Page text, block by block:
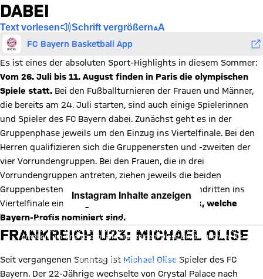
DABEI
Text vorlesen Schrift vergrößern
FC Bayern Basketball App
Es ist eines der absoluten Sport-Highlights in diesem Sommer:
Vom 26. Juli bis 11. August finden in Paris die olympischen
Spiele statt. Bei den Fußballturnieren der Frauen und Männer,
die bereits am 24. Juli starten, sind auch einige Spielerinnen
und Spieler des FC Bayern dabei. Zunächst geht es in der
Gruppenphase jeweils um den Einzug ins Viertelfinale. Bei den
Herren qualifizieren sich die Gruppenersten und -zweiten der
vier Vorrundengruppen. Bei den Frauen, die in drei
Vorrundengruppen antreten, ziehen jeweils die beiden
Gruppenbesten sowie die beiden besten Gruppendritten ins
Viertelfinale ein.
Wir geben Euch einen Überblick, welche
Bayern-Profis nominiert sind.
Instagram Inhalte anzeigen
Mit Klick auf den Button ermöglichen Sie es diesem sozialen
Netzwerk, Ihre Daten (z. B. IP-Adresse) mit Hilfe von Cookies zu
verarbeiten. Vorher kann das soziale Netzwerk keine Daten über Sie
erheben, um Ihnen die Inhalte anzuzeigen. Diese Einstellung wird für
alle Inhalte des sozialen Netzwerks auf unserer Website gespeichert
ändern. Details: Datenschutzerklärung
FRANKREICH U23: MICHAEL OLISE
Seit vergangenen Sonntag ist Michael Olise Spieler des FC
Bayern. Der 22-Jährige wechselte von Crystal Palace nach